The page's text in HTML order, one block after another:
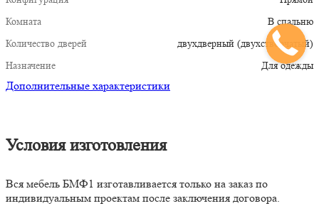
Комната
В спальню
Количество дверей
двухдверный (двухстворчатый)
Назначение
Для одежды
Дополнительные характеристики
Условия изготовления
Вся мебель БМФ1 изготавливается только на заказ по
индивидуальным проектам после заключения договора.